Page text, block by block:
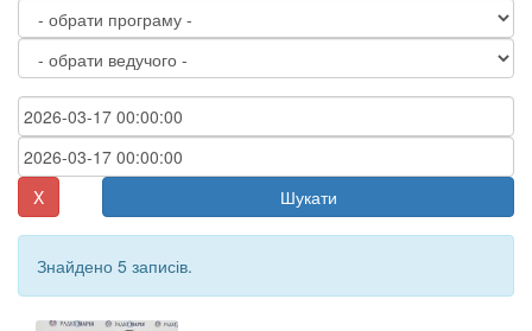
X Шукати
Знайдено 5 записів.